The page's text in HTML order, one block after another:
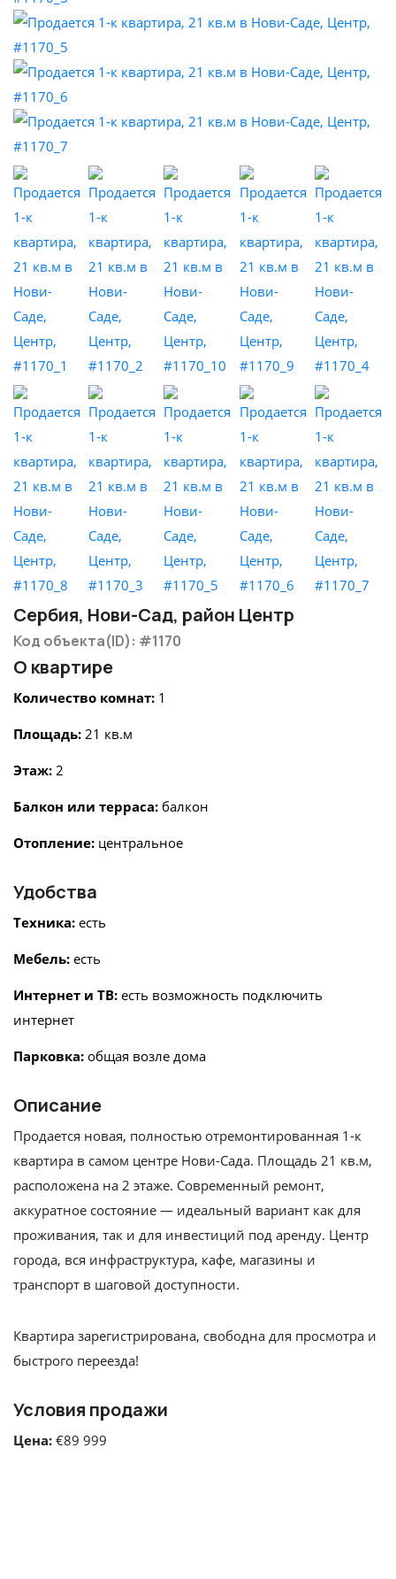
Сербия, Нови-Сад, район Центр
Код объекта(ID): #1170
О квартире
Количество комнат: 1
Площадь: 21 кв.м
Этаж: 2
Балкон или терраса: балкон
Отопление: центральное
Удобства
Техника: есть
Мебель: есть
Интернет и ТВ: есть возможность подключить
интернет
Парковка: общая возле дома
Описание
Продается новая, полностью отремонтированная 1-к
квартира в самом центре Нови-Сада. Площадь 21 кв.м,
расположена на 2 этаже. Современный ремонт,
аккуратное состояние — идеальный вариант как для
проживания, так и для инвестиций под аренду. Центр
города, вся инфраструктура, кафе, магазины и
транспорт в шаговой доступности.
Квартира зарегистрирована, свободна для просмотра и
быстрого переезда!
Условия продажи
Цена: €89 999